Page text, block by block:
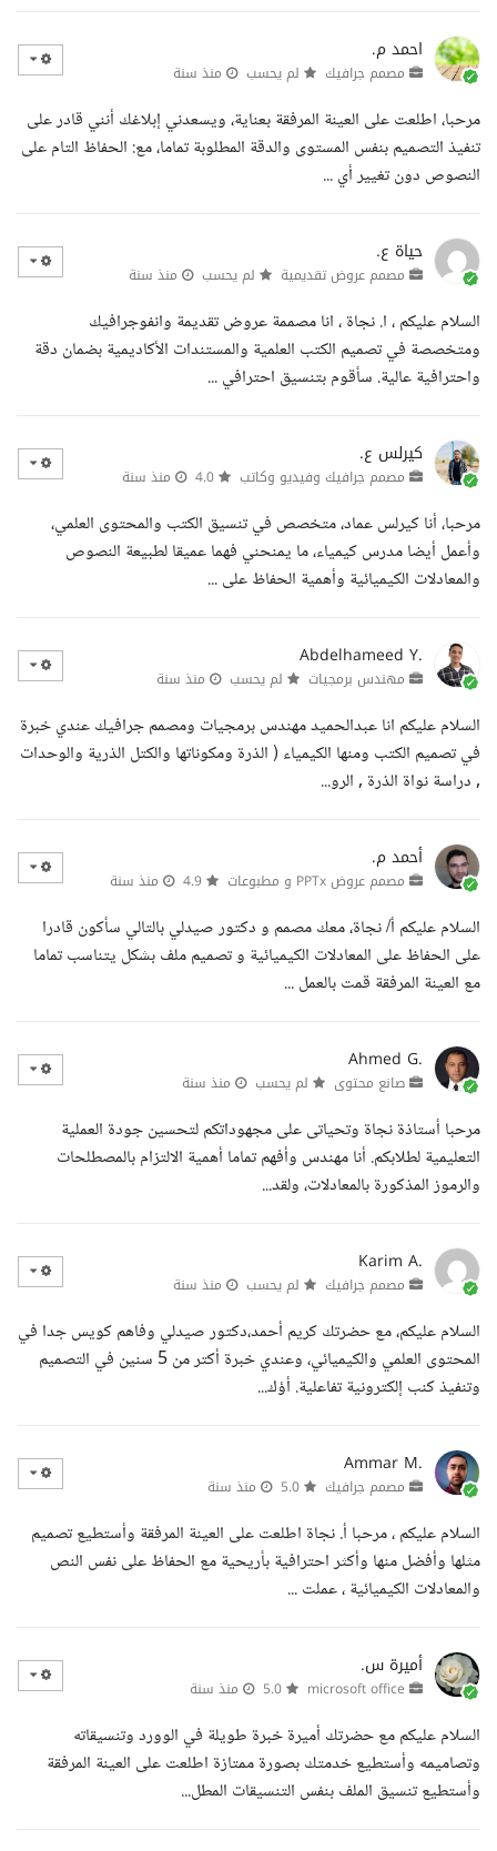
احمد م.
مصمم جرافيك لم يحسب منذ سنة
مرحبا، اطلعت على العينة المرفقة بعناية، ويسعدني إبلاغك أنني قادر على
تنفيذ التصميم بنفس المستوى والدقة المطلوبة تماما، مع: الحفاظ التام على
النصوص دون تغيير أي ...
حياة ع.
مصمم عروض تقديمية لم يحسب منذ سنة
السلام عليكم ، ا. نجاة ، انا مصممة عروض تقديمة وانفوجرافيك
ومتخصصة في تصميم الكتب العلمية والمستندات الأكاديمية بضمان دقة
واحترافية عالية. سأقوم بتنسيق احترافي ...
كيرلس ع.
مصمم جرافيك وفيديو وكاتب منذ سنة
مرحبا، أنا كيرلس عماد، متخصص في تنسيق الكتب والمحتوى العلمي،
وأعمل أيضا مدرس كيمياء، ما يمنحني فهما عميقا لطبيعة النصوص
والمعادلات الكيميائية وأهمية الحفاظ على ...
Abdelhameed Y.
مهندس برمجيات لم يحسب منذ سنة
السلام عليكم انا عبدالحميد مهندس برمجيات ومصمم جرافيك عندي خبرة
في تصميم الكتب ومنها الكيمياء ( الذرة ومكوناتها والكتل الذرية والوحدات
, دراسة نواة الذرة , الرو...
أحمد م.
مصمم عروض PPTx و مطبوعات منذ سنة
السلام عليكم أ/ نجاة، معك مصمم و دكتور صيدلي بالتالي سأكون قادرا
على الحفاظ على المعادلات الكيميائية و تصميم ملف بشكل يتناسب تماما
مع العينة المرفقة قمت بالعمل ...
Ahmed G.
صانع محتوى لم يحسب منذ سنة
مرحبا أستاذة نجاة وتحياتى على مجهوداتكم لتحسين جودة العملية
التعليمية لطلابكم. أنا مهندس وأفهم تماما أهمية الالتزام بالمصطلحات
والرموز المذكورة بالمعادلات، ولقد...
Karim A.
مصمم جرافيك لم يحسب منذ سنة
السلام عليكم، مع حضرتك كريم أحمد،دكتور صيدلي وفاهم كويس جدا في
المحتوى العلمي والكيميائي، وعندي خبرة أكتر من 5 سنين في التصميم
وتنفيذ كنب إلكترونية تفاعلية. أؤك...
Ammar M.
مصمم جرافيك منذ سنة
السلام عليكم ، مرحبا أ. نجاة اطلعت على العينة المرفقة وأستطيع تصميم
مثلها وأفضل منها وأكثر احترافية بأريحية مع الحفاظ على نفس النص
والمعادلات الكيميائية ، عملت ...
أميرة س.
منذ سنة
السلام عليكم مع حضرتك أميرة خبرة طويلة في الوورد وتنسيقاته
وتصاميمه وأستطيع خدمتك بصورة ممتازة اطلعت على العينة المرفقة
وأستطيع تنسيق الملف بنفس التنسيقات المطل...